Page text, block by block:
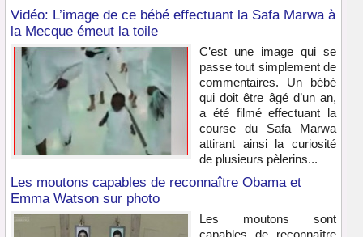
Vidéo: L’image de ce bébé effectuant la Safa Marwa à
la Mecque émeut la toile
C’est une image qui se
passe tout simplement de
commentaires. Un bébé
qui doit être âgé d’un an,
a été filmé effectuant la
course du Safa Marwa
attirant ainsi la curiosité
de plusieurs pèlerins...
Les moutons capables de reconnaître Obama et
Emma Watson sur photo
Les moutons sont